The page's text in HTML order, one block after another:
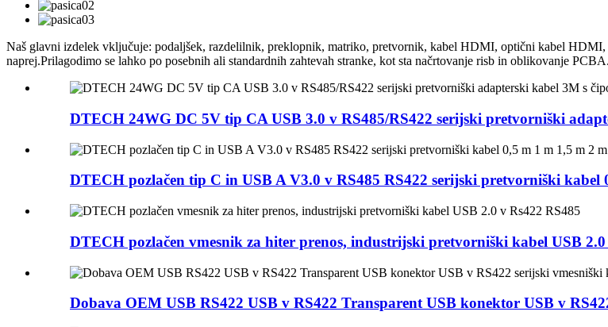
Naš glavni izdelek vključuje: podaljšek, razdelilnik, preklopnik, matriko, pretvornik, kabel HDMI, optični kabel
naprej.Prilagodimo se lahko po posebnih ali standardnih zahtevah stranke, kot sta načrtovanje risb in oblikovanje PCBA.
DTECH 24WG DC 5V tip CA USB 3.0 v RS485/RS422 serijski pretvorniški
DTECH pozlačen tip C in USB A V3.0 v RS485 RS422 serijski pretvorniški kabel
DTECH pozlačen vmesnik za hiter prenos, industrijski pretvorniški kabel USB 2.0
Dobava OEM USB RS422 USB v RS422 Transparent USB konektor USB v